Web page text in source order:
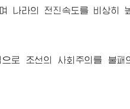
나라의 전진속도를 비상히
으로 조선의 사회주의를 불